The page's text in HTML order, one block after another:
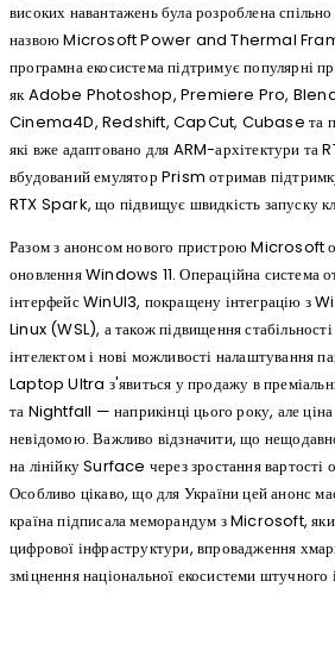
високих навантажень була розроблена
назвою Microsoft Power and Thermal
програмна екосистема підтримує популярні
як Adobe Photoshop, Premiere Pro,
Cinema4D, Redshift, CapCut, Cubase та
які вже адаптовано для ARM-архітектури та
вбудований емулятор Prism отримав
RTX Spark, що підвищує швидкість запуску
Разом з анонсом нового пристрою Microsoft
оновлення Windows 11. Операційна система
інтерфейс WinUI3, покращену інтеграцію
Linux (WSL), а також підвищення
інтелектом і нові можливості налаштування
Laptop Ultra з'явиться у продажу в
та Nightfall — наприкінці цього року, але
невідомою. Важливо відзначити, що
на лінійку Surface через зростання вартості
Особливо цікаво, що для України цей анонс
країна підписала меморандум з Microsoft,
цифрової інфраструктури, впровадження
зміцнення національної екосистеми штучного